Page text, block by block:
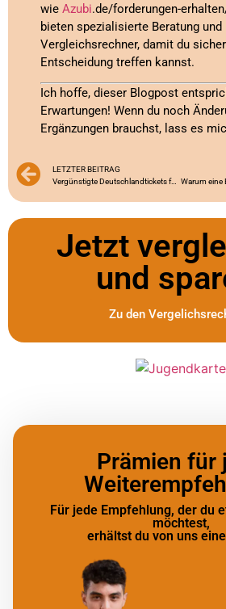
wie Azubi.de/forderungen-
bieten spezialisierte Beratung und
Vergleichsrechner, damit du
Entscheidung treffen kannst.
Ich hoffe, dieser Blogpost
Erwartungen! Wenn du noch
Ergänzungen brauchst, lass es
LETZTER BEITRAG
Vergünstigte Deutschlandtickets für Azubis und Schüler: Ein Überblick
Jetzt
und
Zu den
Prämien für
Für jede Empfehlung, der du
möchtest,
erhältst du von uns